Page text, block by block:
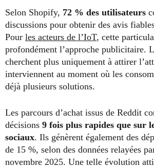
Selon Shopify, 72 % des utilisateurs
discussions pour obtenir des avis
Pour les acteurs de l’IoT, cette
profondément l’approche publicitaire.
cherchent plus uniquement à attirer
interviennent au moment où les
déjà plusieurs solutions.
Les parcours d’achat issus de Reddit
décisions 9 fois plus rapides que sur
sociaux. Ils génèrent également des
de 15 %, selon des données relayées
novembre 2025. Une telle évolution